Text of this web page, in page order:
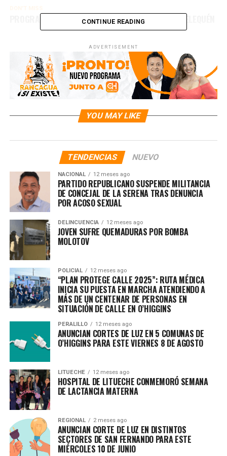
PROGRAMACIÓN COMPLETA DE SANTA ROSA DE PELEQUÉN
CONTINUE READING
ADVERTISEMENT
YOU MAY LIKE
TENDENCIAS NUEVO
NACIONAL 12 meses ago
PARTIDO REPUBLICANO SUSPENDE MILITANCIA
DE CONCEJAL DE LA SERENA TRAS DENUNCIA
POR ACOSO SEXUAL
DELINCUENCIA 12 meses ago
JOVEN SUFRE QUEMADURAS POR BOMBA
MOLOTOV
POLICIAL 12 meses ago
“PLAN PROTEGE CALLE 2025”: RUTA MÉDICA
INICIA SU PUESTA EN MARCHA ATENDIENDO A
MÁS DE UN CENTENAR DE PERSONAS EN
SITUACIÓN DE CALLE EN O’HIGGINS
PERALILLO 12 meses ago
ANUNCIAN CORTES DE LUZ EN 5 COMUNAS DE
O’HIGGINS PARA ESTE VIERNES 8 DE AGOSTO
LITUECHE 12 meses ago
HOSPITAL DE LITUECHE CONMEMORÓ SEMANA
DE LACTANCIA MATERNA
REGIONAL 2 meses ago
ANUNCIAN CORTE DE LUZ EN DISTINTOS
SECTORES DE SAN FERNANDO PARA ESTE
MIÉRCOLES 10 DE JUNIO